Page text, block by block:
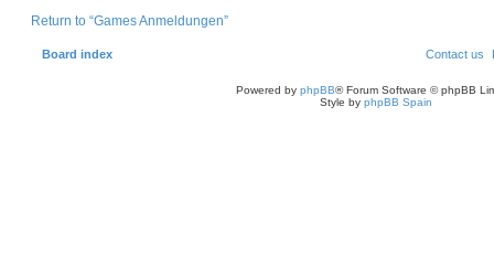
Return to “Games Anmeldungen”
Board index Contact us
Powered by phpBB® Forum Software © phpBB
Style by phpBB Spain